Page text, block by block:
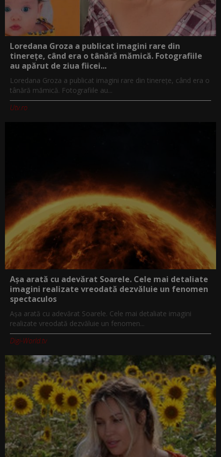
Loredana Groza a publicat imagini rare din
tinerețe, când era o tânără mămică. Fotografiile
au apărut de ziua fiicei...
Loredana Groza a publicat imagini rare din tinerețe, când era o
tânără mămică. Fotografiile au...
Utv.ro
Așa arată cu adevărat Soarele. Cele mai detaliate
imagini realizate vreodată dezvăluie un fenomen
spectaculos
Așa arată cu adevărat Soarele. Cele mai detaliate imagini
realizate vreodată dezvăluie un fenomen...
Digi-World.tv